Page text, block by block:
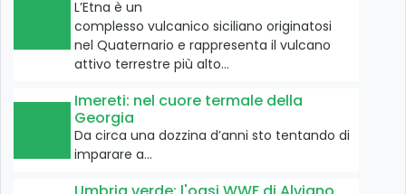
L’Etna è un
complesso vulcanico siciliano originatosi
nel Quaternario e rappresenta il vulcano
attivo terrestre più alto…
Imereti: nel cuore termale della
Georgia
Da circa una dozzina d’anni sto tentando di
imparare a…